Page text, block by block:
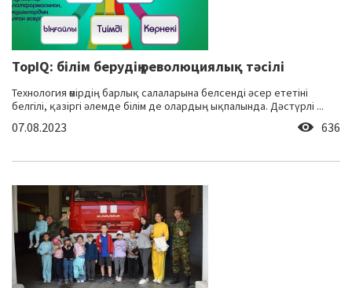
TopIQ: білім берудің революциялық тәсілі
Технология өмірдің барлық салаларына белсенді әсер ететіні
белгілі, қазіргі әлемде білім де олардың ықпалында. Дәстүрлі ...
07.08.2023 636